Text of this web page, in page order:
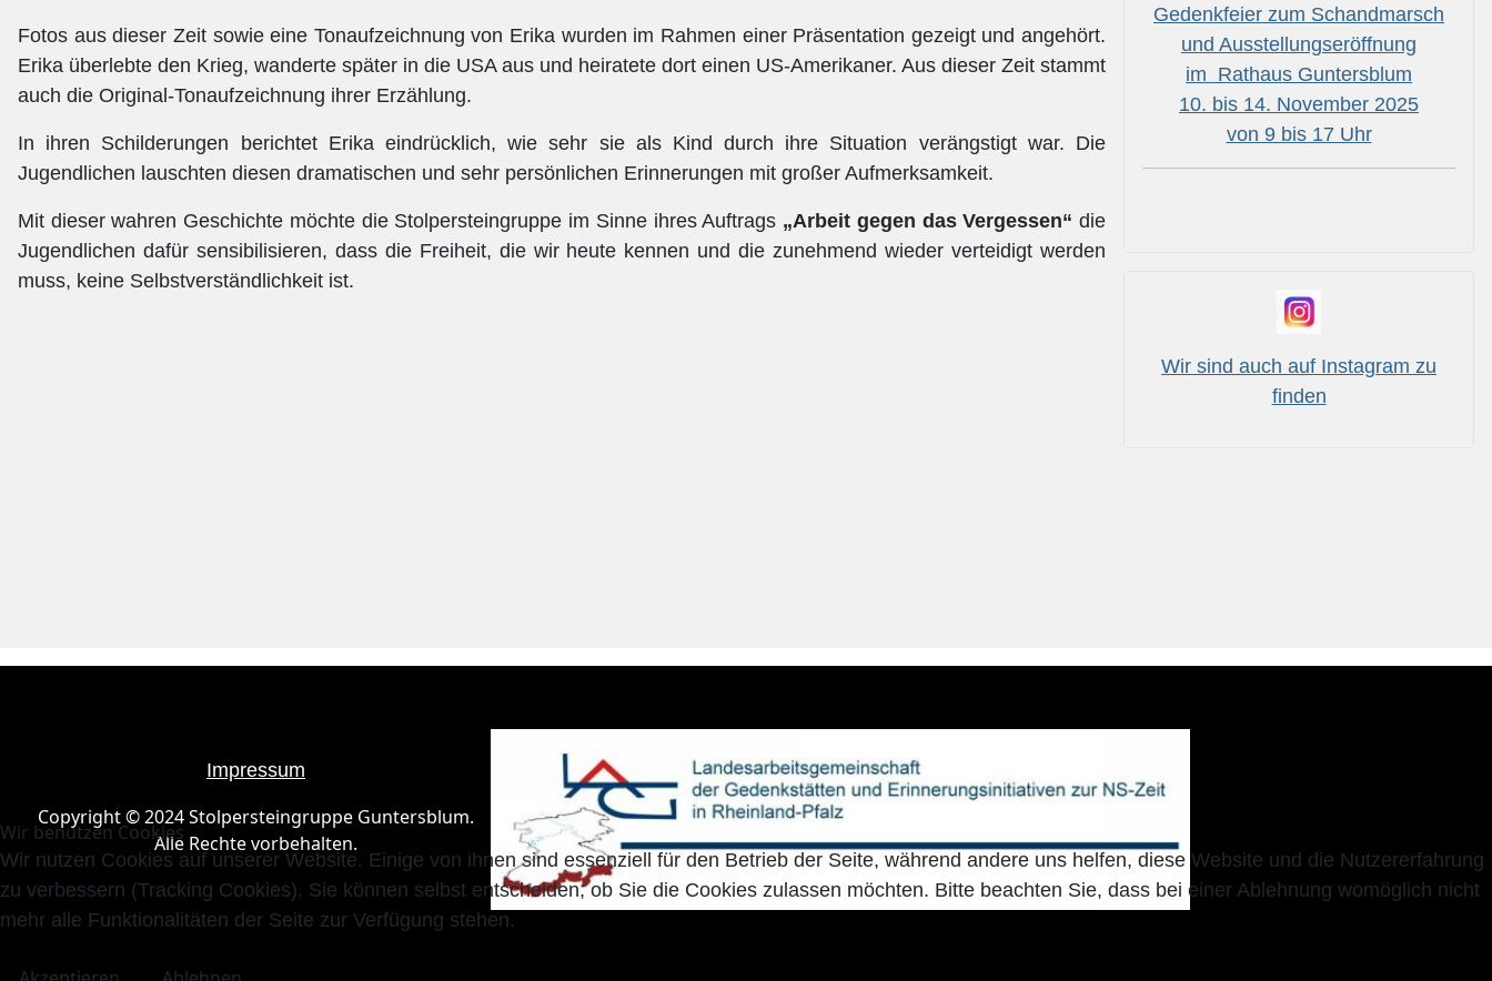
Fotos aus dieser Zeit sowie eine Tonaufzeichnung von Erika wurden im Rahmen einer Präsentation gezeigt und angehört.
Erika überlebte den Krieg, wanderte später in die USA aus und heiratete dort einen US-Amerikaner. Aus dieser Zeit stammt
auch die Original-Tonaufzeichnung ihrer Erzählung.
In ihren Schilderungen berichtet Erika eindrücklich, wie sehr sie als Kind durch ihre Situation verängstigt war. Die
Jugendlichen lauschten diesen dramatischen und sehr persönlichen Erinnerungen mit großer Aufmerksamkeit.
Mit dieser wahren Geschichte möchte die Stolpersteingruppe im Sinne ihres Auftrags „Arbeit gegen das Vergessen“ die
Jugendlichen dafür sensibilisieren, dass die Freiheit, die wir heute kennen und die zunehmend wieder verteidigt werden
muss, keine Selbstverständlichkeit ist.
Gedenkfeier zum Schandmarsch
und Ausstellungseröffnung
im Rathaus Guntersblum
10. bis 14. November 2025
von 9 bis 17 Uhr
Wir sind auch auf Instagram zu
finden
Impressum
Copyright © 2024 Stolpersteingruppe Guntersblum.
Alle Rechte vorbehalten.
Wir benutzen Cookies
Wir nutzen Cookies auf unserer Website. Einige von ihnen sind essenziell für den Betrieb der Seite, während andere uns helfen, diese Website und die Nutzererfahrung
zu verbessern (Tracking Cookies). Sie können selbst entscheiden, ob Sie die Cookies zulassen möchten. Bitte beachten Sie, dass bei einer Ablehnung womöglich nicht
mehr alle Funktionalitäten der Seite zur Verfügung stehen.